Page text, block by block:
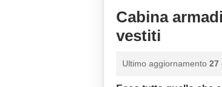
Cabina
vestiti
Ultimo aggiornamento 27